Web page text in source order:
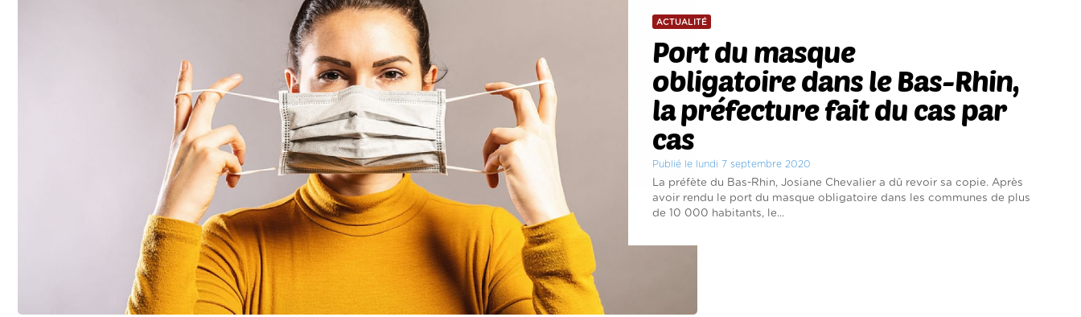
ACTUALITÉ
Port du masque
obligatoire dans le Bas-Rhin,
la préfecture fait du cas par
cas
Publié le lundi 7 septembre 2020
La préfète du Bas-Rhin, Josiane Chevalier a dû revoir sa copie. Après
avoir rendu le port du masque obligatoire dans les communes de plus
de 10 000 habitants, le...